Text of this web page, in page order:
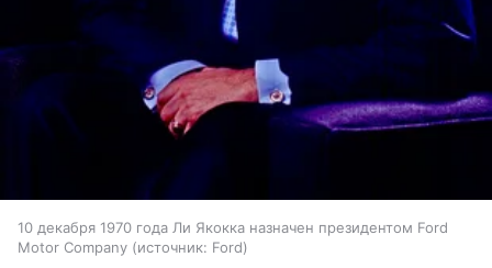
10 декабря 1970 года Ли Якокка назначен президентом Ford
Motor Company
источник: Ford